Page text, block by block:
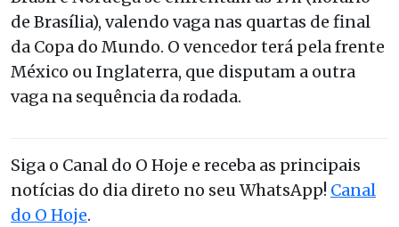
de Brasília), valendo vaga nas quartas de final
da Copa do Mundo. O vencedor terá pela frente
México ou Inglaterra, que disputam a outra
vaga na sequência da rodada.
Siga o Canal do O Hoje e receba as principais
notícias do dia direto no seu WhatsApp! Canal
do O Hoje.